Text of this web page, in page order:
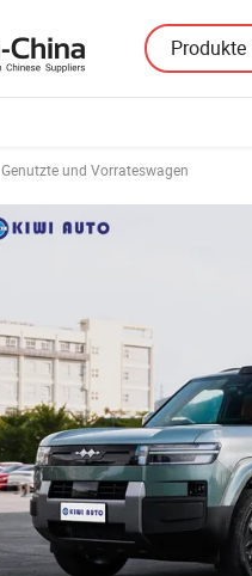
Produkte
Genutzte und Vorrateswagen